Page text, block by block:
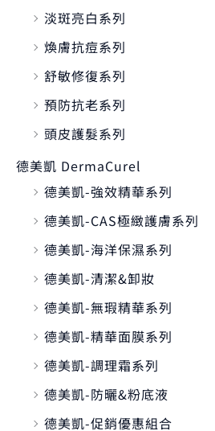
淡斑亮白系列
煥膚抗痘系列
舒敏修復系列
預防抗老系列
頭皮護髮系列
德美凱 DermaCurel
德美凱-強效精華系列
德美凱-CAS極緻護膚系列
德美凱-海洋保濕系列
德美凱-清潔&卸妝
德美凱-無瑕精華系列
德美凱-精華面膜系列
德美凱-調理霜系列
德美凱-防曬&粉底液
德美凱-促銷優惠組合